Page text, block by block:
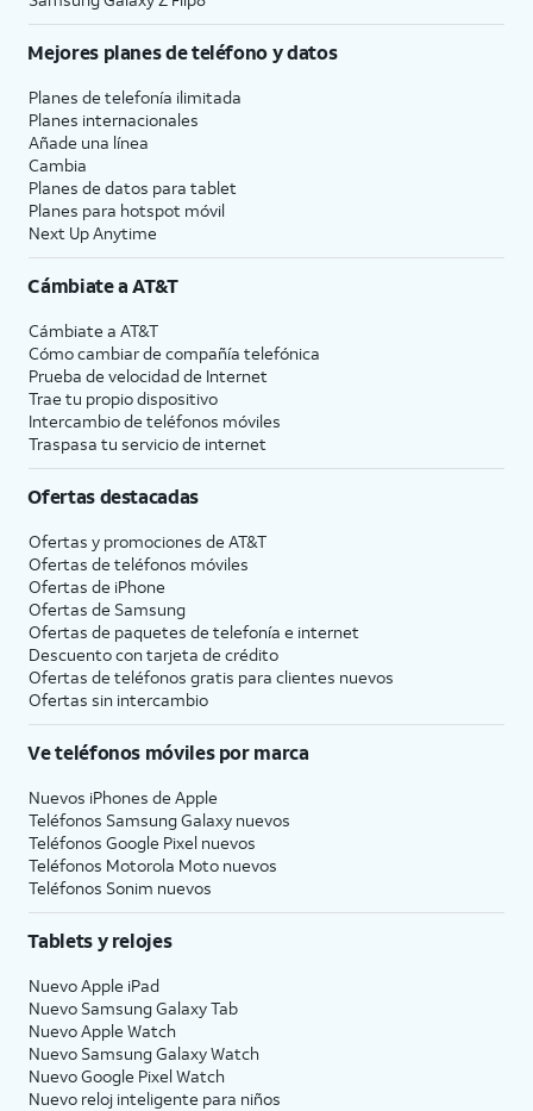
Mejores planes de teléfono y datos
Planes de telefonía ilimitada
Planes internacionales
Añade una línea
Cambia
Planes de datos para tablet
Planes para hotspot móvil
Next Up Anytime
Cámbiate aAT&T
Cámbiate a AT&T
Cómo cambiar de compañía telefónica
Prueba de velocidad de Internet
Trae tu propio dispositivo
Intercambio de teléfonos móviles
Traspasa tu servicio de internet
Ofertas destacadas
Ofertas y promociones de AT&T
Ofertas de teléfonos móviles
Ofertas de iPhone
Ofertas de Samsung
Ofertas de paquetes de telefonía e internet
Descuento con tarjeta de crédito
Ofertas de teléfonos gratis para clientes nuevos
Ofertas sin intercambio
Ve teléfonos móviles por marca
Nuevos iPhones de Apple
Teléfonos Samsung Galaxy nuevos
Teléfonos Google Pixel nuevos
Teléfonos Motorola Moto nuevos
Teléfonos Sonim nuevos
Tablets y relojes
Nuevo Apple iPad
Nuevo Samsung Galaxy Tab
Nuevo Apple Watch
Nuevo Samsung Galaxy Watch
Nuevo Google Pixel Watch
Nuevo reloj inteligente para niños